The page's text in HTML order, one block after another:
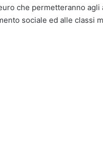
che permetteranno
sociale ed alle classi